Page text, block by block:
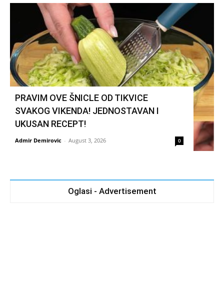
PRAVIM OVE ŠNICLE OD TIKVICE
SVAKOG VIKENDA! JEDNOSTAVAN I
UKUSAN RECEPT!
Admir Demirovic - August 3, 2026 0
Oglasi - Advertisement